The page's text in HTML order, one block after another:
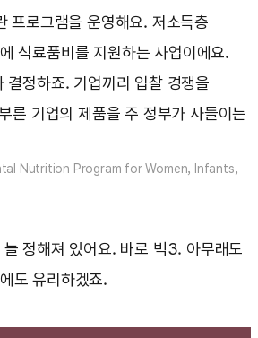
프로그램을 운영해요. 저소득층
식료품비를 지원하는 사업이에요.
결정하죠. 기업끼리 입찰 경쟁을
른 기업의 제품을 주 정부가 사들이는
Nutrition Program for Women, Infants,
정해져 있어요. 바로 빅3. 아무래도
도 유리하겠죠.